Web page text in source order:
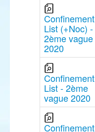
Confinement
List (+Noc) -
2ème vague
2020
Confinement
List - 2ème
vague 2020
Confinement